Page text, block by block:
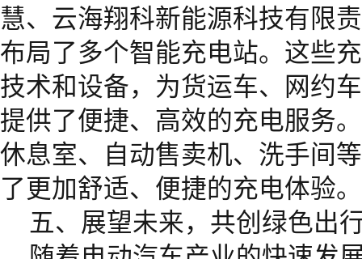
慧、云海翔科新能源科技有限
布局了多个智能充电站。这些
技术和设备，为货运车、网约
提供了便捷、高效的充电服务
休息室、自动售卖机、洗手间
了更加舒适、便捷的充电体验。
五、展望未来，共创绿色出